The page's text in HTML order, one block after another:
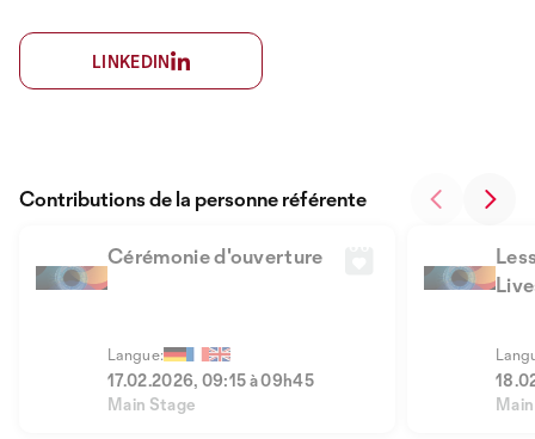
LINKEDIN
Cérémonie d'ouverture
Langue:
17.02.2026, 09:15 à 09h45
Main Stage
Contributions de la personne référente